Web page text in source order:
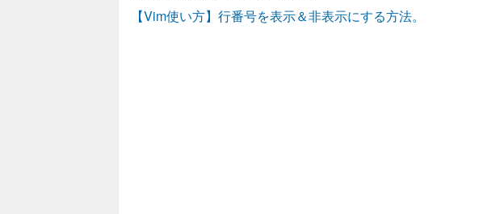
【Vim使い方】行番号を表示＆非表示にする方法。